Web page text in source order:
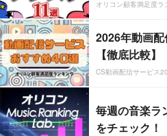
オリコン顧客満足度ラ
2026年動画
【徹底比較】
CS動画配信サービス
毎週の音楽ラ
をチェック！